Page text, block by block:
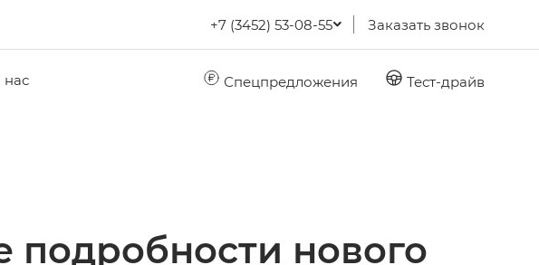
+7 (3452) 53-08-55 Заказать звонок
Спецпредложения Тест-драйв
подробности нового